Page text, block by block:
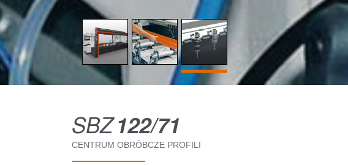
SBZ122/71
CENTRUM OBRÓBCZE PROFILI